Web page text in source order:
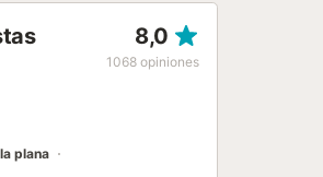
8,0
1068 opiniones
plana